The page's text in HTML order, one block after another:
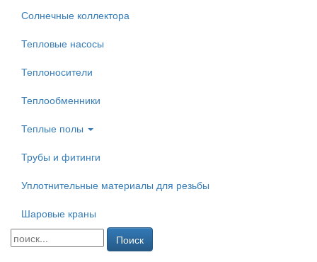
Солнечные коллектора
Тепловые насосы
Теплоносители
Теплообменники
Теплые полы
Трубы и фитинги
Уплотнительные материалы для резьбы
Шаровые краны
Поиск